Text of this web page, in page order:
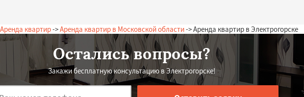
Аренда квартир->Аренда квартир в Московской области-> Аренда квартир в Электрогорске
Остались вопросы?
Закажи бесплатную консультацию в Электрогорске!